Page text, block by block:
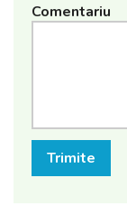
Comentariu
Trimite